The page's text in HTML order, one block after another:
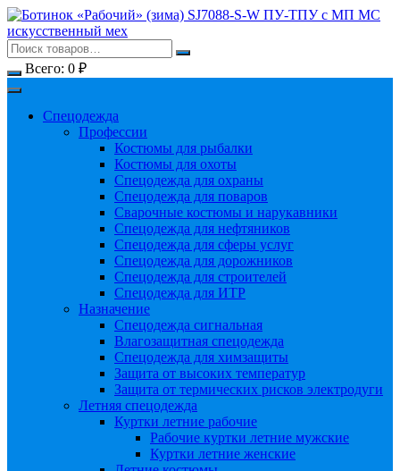
Перейти
к
содержимому
Всего: 0 ₽
Спецодежда
Профессии
Костюмы для рыбалки
Костюмы для охоты
Спецодежда для охраны
Спецодежда для поваров
Сварочные костюмы и нарукавники
Спецодежда для нефтяников
Спецодежда для сферы услуг
Спецодежда для дорожников
Спецодежда для строителей
Спецодежда для ИТР
Назначение
Спецодежда сигнальная
Влагозащитная спецодежда
Спецодежда для химзащиты
Защита от высоких температур
Защита от термических рисков электродуги
Летняя спецодежда
Куртки летние рабочие
Рабочие куртки летние мужские
Куртки летние женские